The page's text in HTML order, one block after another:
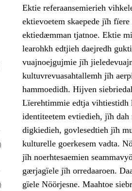
Ektie referaansemierieh
ektievoetem skaepede jïh
ektiedæmman tjatnoe. Ektie
learohkh edtjieh daejredh
vuajnoejgujmie jïh
kultuvrevuasahtallemh jïh
hammoedidh. Hijven
Lïerehtimmie edtja vihtiestidh
identiteetem evtiedieh, jïh dah
digkiedieh, govlesedtieh jïh
kulturelle goerkesem vadta.
jïh noerhtesaemien
gærjagïele jïh orredaaroen.
gïele Nöörjesne. Maahtoe